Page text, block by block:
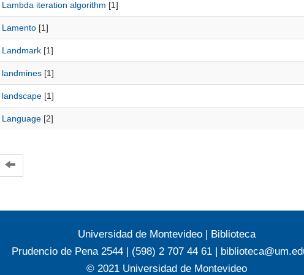
Lambda iteration algorithm [1]
Lamento[1]
Landmark[1]
landmines[1]
landscape[1]
Language[2]
Universidad de Montevideo | Biblioteca
Prudencio de Pena 2544 | (598) 2 707 44 61 |
© 2021 Universidad de Montevideo